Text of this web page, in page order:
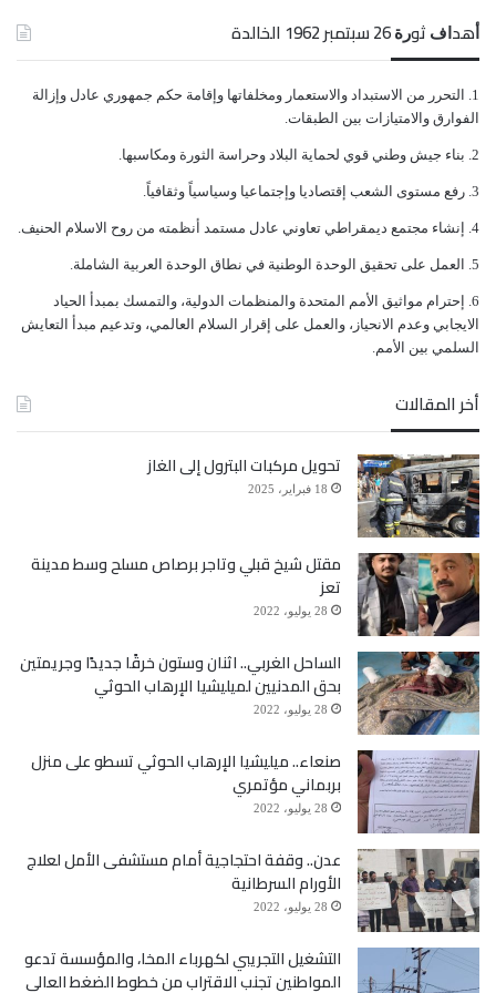
بالسيول والفيضانات من اجمالي عدد المخيمات والاسر
بالتوالي.
وكشفت نتائج المسح عن أن (86) من مخيمات النازحين
تقع في أراضي تابعة للدولة ،فيما هناك (462) مخيما تقع
في أراضي ملك خاص.
التغذية من الدرجة الأولى أي بمعدل طفل واحد مصاب
في مخيمات النازحين.
كما أظهرت أن (21%) من المخيمات تنتشر فيها الحصبة،
اسهال مائي كما ان (56%) من المخيمات ينتشر فيها
الملاريا.
ﺃﻫﺪﺍﻑ ﺛﻮﺭﺓ 26 ﺳﺒﺘﻤﺒﺮ 1962 الخالدة
ﺍﻟﺘﺤﺮﺭ ﻣﻦ ﺍﻻﺳﺘﺒﺪﺍﺩ ﻭﺍﻻﺳﺘﻌﻤﺎﺭ ﻭﻣﺨﻠﻔﺎﺗﻬﺎ ﻭﺇﻗﺎﻣﺔ ﺣﻜﻢ ﺟﻤﻬﻮﺭﻱ ﻋﺎﺩﻝ ﻭﺇﺯﺍﻟﺔ
ﺍﻟﻔﻮﺍﺭﻕ ﻭﺍﻻﻣﺘﻴﺎﺯﺍﺕ ﺑﻴﻦ ﺍﻟﻄﺒﻘﺎﺕ.
ﺑﻨﺎﺀ ﺟﻴﺶ ﻭﻃﻨﻲ ﻗﻮﻱ ﻟﺤﻤﺎﻳﺔ ﺍﻟﺒﻼﺩ ﻭﺣﺮﺍﺳﺔ ﺍﻟﺜﻮﺭﺓ ﻭﻣﻜﺎﺳﺒﻬﺎ.
ﺭﻓﻊ ﻣﺴﺘﻮﻯ ﺍﻟﺸﻌﺐ ﺇﻗﺘﺼﺎﺩﻳﺎ ﻭﺇﺟﺘﻤﺎﻋﻴﺎ ﻭﺳﻴﺎﺳﻴﺎً ﻭﺛﻘﺎﻓﻴﺎً.
ﺇﻧﺸﺎﺀ ﻣﺠﺘﻤﻊ ﺩﻳﻤﻘﺮﺍﻃﻲ ﺗﻌﺎﻭﻧﻲ ﻋﺎﺩﻝ ﻣﺴﺘﻤﺪ ﺃﻧﻈﻤﺘﻪ ﻣﻦ ﺭﻭﺡ ﺍﻻﺳﻼﻡ ﺍﻟﺤﻨﻴﻒ.
ﺍﻟﻌﻤﻞ ﻋﻠﻰ ﺗﺤﻘﻴﻖ ﺍﻟﻮﺣﺪﺓ ﺍﻟﻮﻃﻨﻴﺔ ﻓﻲ ﻧﻄﺎﻕ ﺍﻟﻮﺣﺪﺓ ﺍﻟﻌﺮﺑﻴﺔ ﺍﻟﺸﺎﻣﻠﺔ.
ﺇﺣﺘﺮﺍﻡ ﻣﻮﺍﺛﻴﻖ الأﻣﻢ ﺍﻟﻤﺘﺤﺪﺓ ﻭﺍﻟﻤﻨﻈﻤﺎﺕ ﺍﻟﺪﻭﻟﻴﺔ، ﻭﺍﻟﺘﻤﺴﻚ ﺑﻤﺒﺪﺃ ﺍﻟﺤﻴﺎﺩ
ﺍﻻﻳﺠﺎﺑﻲ ﻭﻋﺪﻡ ﺍﻻﻧﺤﻴﺎﺯ، ﻭﺍﻟﻌﻤﻞ ﻋﻠﻰ ﺇﻗﺮﺍﺭ ﺍﻟﺴﻼﻡ ﺍﻟﻌﺎﻟﻤﻲ، ﻭﺗﺪﻋﻴﻢ ﻣﺒﺪﺃ ﺍﻟﺘﻌﺎﻳﺶ
ﺍﻟﺴﻠﻤﻲ ﺑﻴﻦ ﺍﻷﻣﻢ.
أخر المقالات
تحويل مركبات البترول إلى الغاز
18 فبراير، 2025
مقتل شيخ قبلي وتاجر برصاص مسلح وسط مدينة
تعز
28 يوليو، 2022
الساحل الغربي.. اثنان وستون خرقًا جديدًا وجريمتين
بحق المدنيين لميليشيا الإرهاب الحوثي
28 يوليو، 2022
صنعاء.. ميليشيا الإرهاب الحوثي تسطو على منزل
بربماني مؤتمري
28 يوليو، 2022
عدن.. وقفة احتجاجية أمام مستشفى الأمل لعلاج
الأورام السرطانية
28 يوليو، 2022
التشغيل التجريبي لكهرباء المخا، والمؤسسة تدعو
المواطنين تجنب الاقتراب من خطوط الضغط العالي